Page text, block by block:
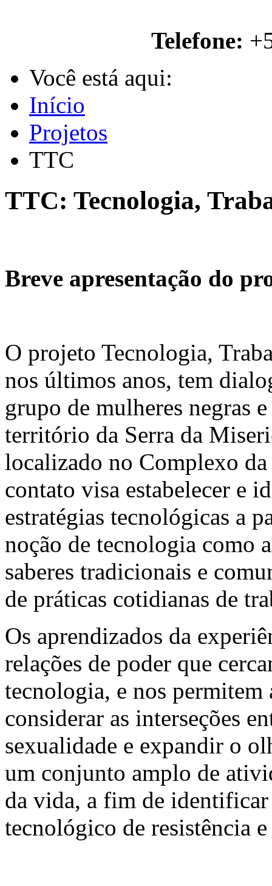
Telefone:
Você está aqui:
Início
Projetos
TTC
TTC: Tecnologia,
Breve apresentação do
O projeto Tecnologia,
nos últimos anos, tem
grupo de mulheres negras
território da Serra da
localizado no Complexo da
contato visa estabelecer e
estratégias tecnológicas a
noção de tecnologia como
saberes tradicionais e
de práticas cotidianas de
Os aprendizados da
relações de poder que
tecnologia, e nos permitem
considerar as interseções
sexualidade e expandir o
um conjunto amplo de
da vida, a fim de
tecnológico de resistência